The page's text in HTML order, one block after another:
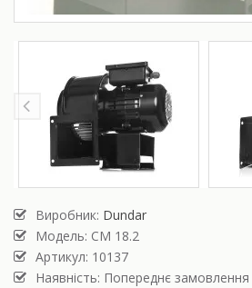
Виробник: Dundar
Модель: СМ 18.2
Артикул: 10137
Наявність: Попереднє замовлення